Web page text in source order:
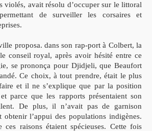
violés, avait résolu d’occuper sur le littoral
de surveiller les corsaires et
proposa. dans son rap-port à Colbert, la
conseil royal, après avoir hésité entre ce
se prononça pour Djidjeli, que Beaufort
Ce choix, à tout prendre, était le plus
et il ne s’explique que par la position
parce que les rapports présentaient son
De plus, il n’avait pas de garnison
obtenir l’appui des populations indigènes.
ces raisons étaient spécieuses. Cette fois